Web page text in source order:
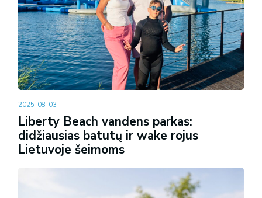
2025-08-03
Liberty Beach vandens parkas:
didžiausias batutų ir wake rojus
Lietuvoje šeimoms